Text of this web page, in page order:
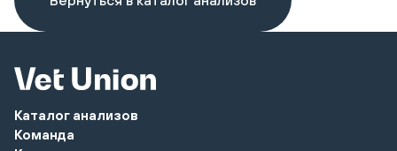
Каталог анализов
Команда